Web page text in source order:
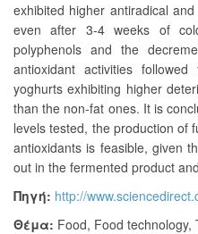
exhibited higher antiradical
even after 3-4 weeks of
polyphenols and the
antioxidant activities
yoghurts exhibiting higher
than the non-fat ones. It is
levels tested, the production of
antioxidants is feasible, given
out in the fermented product
Πηγή: http://
Θέμα: Food, Food technology,